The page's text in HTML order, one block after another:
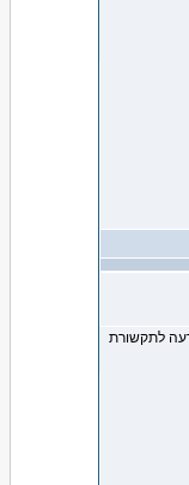
לתקשורת